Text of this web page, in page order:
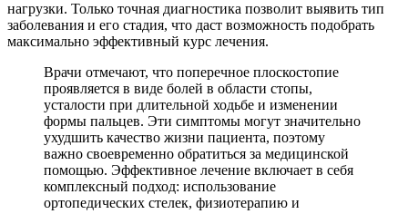
нагрузки. Только точная диагностика позволит выявить тип
заболевания и его стадия, что даст возможность подобрать
максимально эффективный курс лечения.
Врачи отмечают, что поперечное плоскостопие
проявляется в виде болей в области стопы,
усталости при длительной ходьбе и изменении
формы пальцев. Эти симптомы могут значительно
ухудшить качество жизни пациента, поэтому
важно своевременно обратиться за медицинской
помощью. Эффективное лечение включает в себя
комплексный подход: использование
ортопедических стелек, физиотерапию и